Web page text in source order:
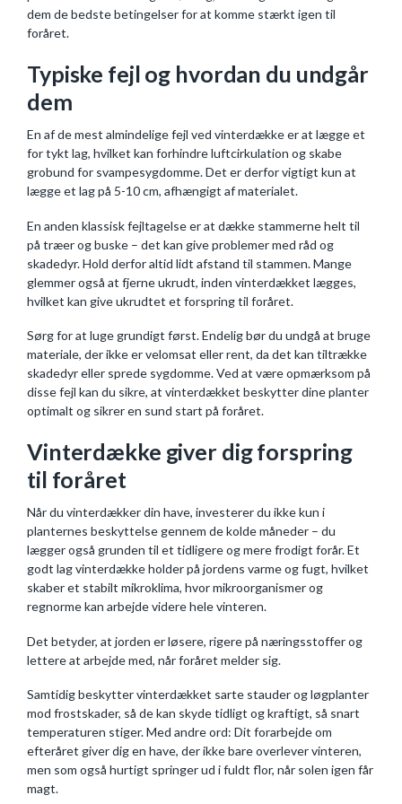
dem de bedste betingelser for at komme stærkt igen til
foråret.
Typiske fejl og hvordan du undgår
dem
En af de mest almindelige fejl ved vinterdække er at lægge et
for tykt lag, hvilket kan forhindre luftcirkulation og skabe
grobund for svampesygdomme. Det er derfor vigtigt kun at
lægge et lag på 5-10 cm, afhængigt af materialet.
En anden klassisk fejltagelse er at dække stammerne helt til
på træer og buske – det kan give problemer med råd og
skadedyr. Hold derfor altid lidt afstand til stammen. Mange
glemmer også at fjerne ukrudt, inden vinterdækket lægges,
hvilket kan give ukrudtet et forspring til foråret.
Sørg for at luge grundigt først. Endelig bør du undgå at bruge
materiale, der ikke er velomsat eller rent, da det kan tiltrække
skadedyr eller sprede sygdomme. Ved at være opmærksom på
disse fejl kan du sikre, at vinterdækket beskytter dine planter
optimalt og sikrer en sund start på foråret.
Vinterdække giver dig forspring
til foråret
Når du vinterdækker din have, investerer du ikke kun i
planternes beskyttelse gennem de kolde måneder – du
lægger også grunden til et tidligere og mere frodigt forår. Et
godt lag vinterdække holder på jordens varme og fugt, hvilket
skaber et stabilt mikroklima, hvor mikroorganismer og
regnorme kan arbejde videre hele vinteren.
Det betyder, at jorden er løsere, rigere på næringsstoffer og
lettere at arbejde med, når foråret melder sig.
Samtidig beskytter vinterdækket sarte stauder og løgplanter
mod frostskader, så de kan skyde tidligt og kraftigt, så snart
temperaturen stiger. Med andre ord: Dit forarbejde om
efteråret giver dig en have, der ikke bare overlever vinteren,
men som også hurtigt springer ud i fuldt flor, når solen igen får
magt.